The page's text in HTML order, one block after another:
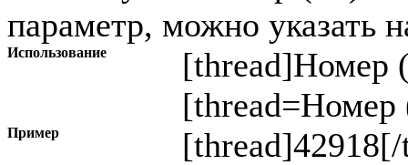
параметр, можно указать
Использование [thread]Номер
[thread=Номер
Пример